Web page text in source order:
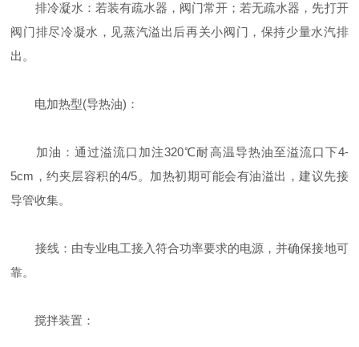
排冷凝水：若装有疏水器，阀门常开；若无疏水器，先打开
阀门排尽冷凝水，见蒸汽溢出后再关小阀门，保持少量水汽排
出。
电加热型(导热油)：
加油：通过溢流口加注320℃耐高温导热油至溢流口下4-
5cm，约夹层容积的4/5。加热初期可能会有油溢出，建议先接
导管收集。
接线：由专业电工接入符合功率要求的电源，并确保接地可
靠。
搅拌装置：